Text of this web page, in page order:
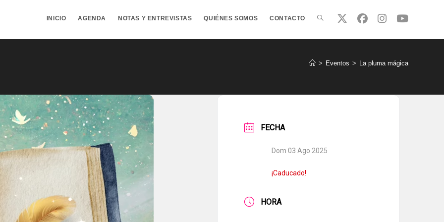
INICIO AGENDA NOTAS Y ENTREVISTAS QUIÉNES SOMOS CONTACTO ALTERNAR
> Eventos > La pluma mágica
FECHA
Dom 03 Ago 2025
¡Caducado!
HORA